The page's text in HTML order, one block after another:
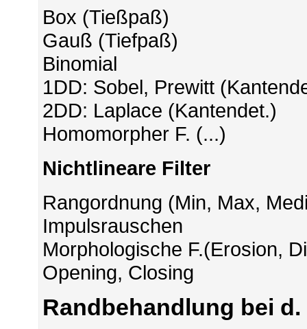
Box (Tießpaß)
Gauß (Tiefpaß)
Binomial
1DD: Sobel, Prewitt
2DD: Laplace (Kantendet.)
Homomorpher F. (...)
Nichtlineare Filter
Rangordnung (Min, Max,
Impulsrauschen
Morphologische F.(Erosion,
Opening, Closing
Randbehandlung bei